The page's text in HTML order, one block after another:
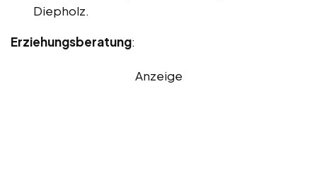
Diepholz.
Erziehungsberatung:
Anzeige